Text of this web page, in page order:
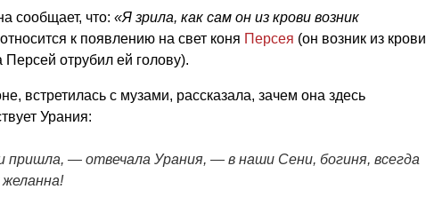
сообщает, что: «Я зрила, как сам он из крови возник
к появлению на свет коня Персея (он возник из крови
Персей отрубил ей голову).
встретилась с музами, рассказала, зачем она здесь
Урания:
пришла, — отвечала Урания, — в наши Сени, богиня, всегда